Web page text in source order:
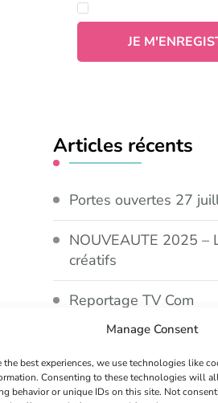
Manage Consent
the best experiences, we use technologies like
Consenting to these technologies will
behavior or unique IDs on this site. Not
Articles récents
Portes ouvertes 27
NOUVEAUTE 2025 –
créatifs
Reportage TV Com
Construction en terre-
Chantier Participatif